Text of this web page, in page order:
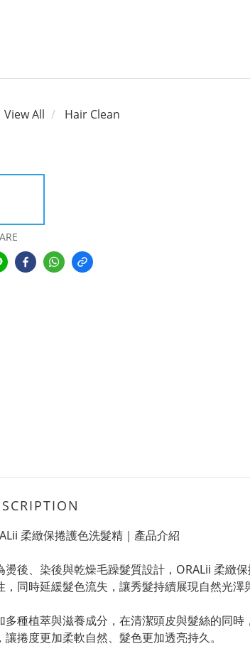
View All Hair Clean
柔緻保捲護色洗髮精｜產品介紹
燙後、染後與乾燥毛躁髮質設計，ORALii 柔緻
，同時延緩髮色流失，讓秀髮持續展現自然光澤
多種植萃與滋養成分，在清潔頭皮與髮絲的同
讓捲度更加柔軟自然、髮色更加透亮持久。